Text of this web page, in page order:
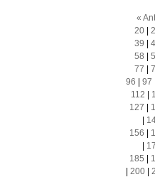
«
20|
39
58
77
96
97
112
127
156
185
200|